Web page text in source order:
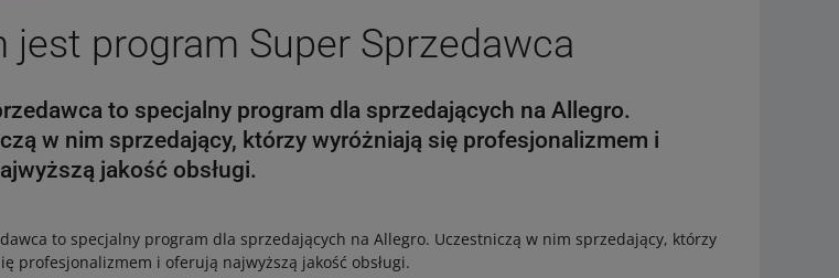
jest program Super Sprzedawca
to specjalny program dla sprzedających na Allegro.
w nim sprzedający, którzy wyróżniają się profesjonalizmem i
jakość obsługi.
to specjalny program dla sprzedających na Allegro. Uczestniczą w nim sprzedający, którzy
profesjonalizmem i oferują najwyższą jakość obsługi.